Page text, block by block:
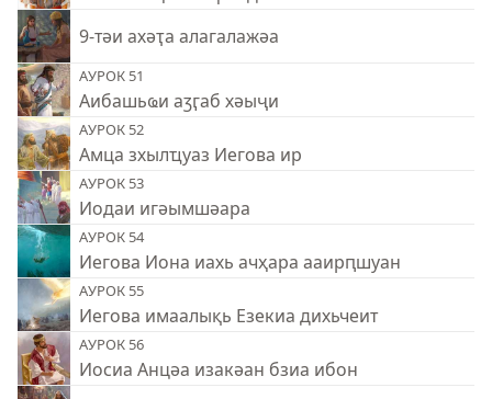
9-тәи ахәҭа алагалажәа
АУРОК 51
Аибашьҩи аӡӷаб хәыҷи
АУРОК 52
Амца зхылҵуаз Иегова ир
АУРОК 53
Иодаи игәымшәара
АУРОК 54
Иегова Иона иахь ачҳара ааирԥшуан
АУРОК 55
Иегова имаалықь Езекиа дихьчеит
АУРОК 56
Иосиа Анцәа изакәан бзиа ибон